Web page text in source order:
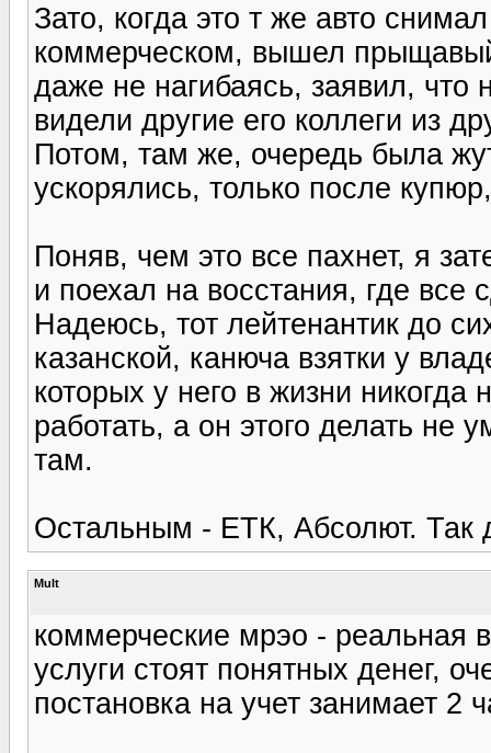
Зато, когда это т же авто
коммерческом, вышел
даже не нагибаясь, заявил, что
видели другие его коллеги из
Потом, там же, очередь была
ускорялись, только после
Поняв, чем это все пахнет, я
и поехал на восстания, где все
Надеюсь, тот лейтенантик до
казанской, канюча взятки у
которых у него в жизни никогда
работать, а он этого делать не
там.
Остальным - ЕТК, Абсолют. Так
Mult
коммерческие мрэо - реальная
услуги стоят понятных денег,
постановка на учет занимает 2